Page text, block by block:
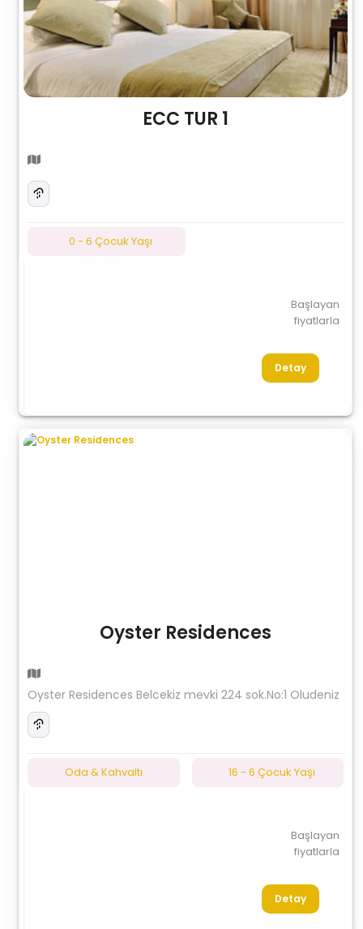
ECC TUR 1
0 - 6 Çocuk Yaşı
Başlayan
fiyatlarla
Detay
Oyster Residences
Oyster Residences Belcekiz mevki 224 sok.No:1 Oludeniz
Oda & Kahvaltı 16 - 6 Çocuk Yaşı
Başlayan
fiyatlarla
Detay